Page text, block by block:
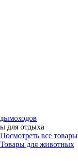
дымоходов
для отдыха
Посмотреть все товары
Товары для животных